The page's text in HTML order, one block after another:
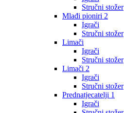
Stručni stožer
Mlađi pioniri 2
Igrači
Stručni stožer
Limači
Igrači
Stručni stožer
Limači 2
Igrači
Stručni stožer
Prednatjecatelji 1
Igrači